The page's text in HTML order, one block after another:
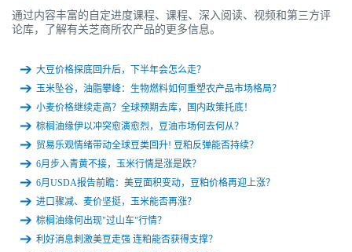
通过内容丰富的自定进度课程、课程、深入阅读、视频和第三方评
论库，了解有关芝商所农产品的更多信息。
大豆价格探底回升后，下半年会怎么走？
玉米坠谷，油脂攀峰：生物燃料如何重塑农产品市场格局？
小麦价格继续走高？全球预期去库，国内政策托底！
棕榈油缘伊以冲突愈演愈烈，豆油市场何去何从？
贸易乐观情绪带动全球豆类回升! 豆粕反弹能否持续？
6月步入青黄不接，玉米行情是涨是跌？
6月USDA报告前瞻：美豆面积变动，豆粕价格再迎上涨？
进口骤减、麦价坚挺，玉米能否再涨？
棕榈油缘何出现"过山车"行情？
利好消息刺激美豆走强 连粕能否获得支撑？